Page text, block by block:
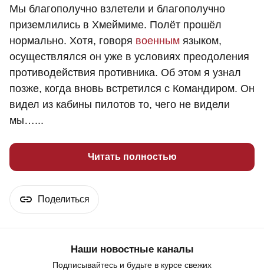
Мы благополучно взлетели и благополучно
приземлились в Хмеймиме. Полёт прошёл
нормально. Хотя, говоря военным языком,
осуществлялся он уже в условиях преодоления
противодействия противника. Об этом я узнал
позже, когда вновь встретился с Командиром. Он
видел из кабины пилотов то, чего не видели
мы…...
Читать полностью
Поделиться
Наши новостные каналы
Подписывайтесь и будьте в курсе свежих